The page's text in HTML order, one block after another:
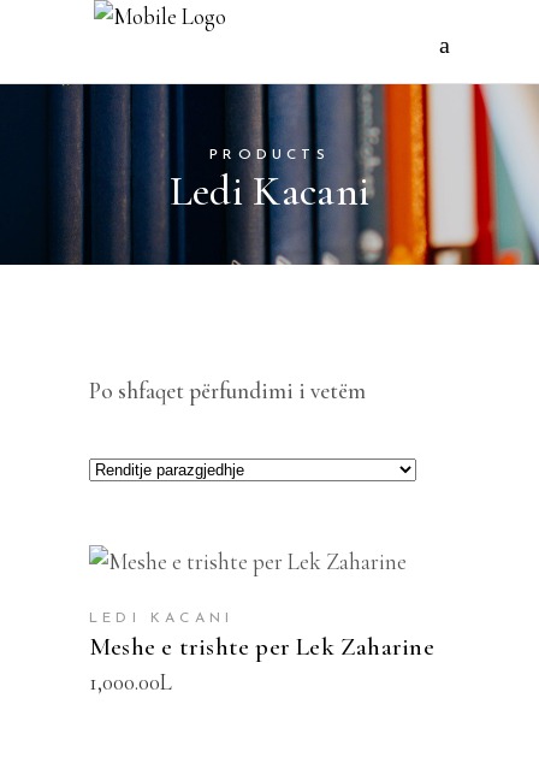
PRODUCTS
Ledi Kacani
Po shfaqet përfundimi i vetëm
SHTOJE NË SHPORTË
LEDI KACANI
Meshe e trishte per Lek Zaharine
1,000.00L